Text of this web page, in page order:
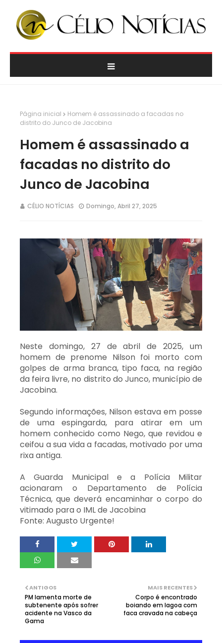
Página inicial
Homem é assassinado a facadas no
distrito do Junco de Jacobina
Homem é assassinado a
facadas no distrito do
Junco de Jacobina
CÉLIO NOTÍCIAS Domingo, Abril 27, 2025
Neste domingo, 27 de abril de 2025, um
homem de prenome Nilson foi morto com
golpes de arma branca, tipo faca, na região
da feira livre, no distrito do Junco, município de
Jacobina.
Segundo informações, Nilson estava em posse
de uma espingarda, para atirar em um
homem conhecido como Nego, que revidou e
ceifou a sua vida a facadas, motivado por uma
rixa antiga.
A Guarda Municipal e a Polícia Militar
acionaram o Departamento de Polícia
Técnica, que deverá encaminhar o corpo do
vitimado para o IML de Jacobina
Fonte: Augusto Urgente!
MAIS RECENTES
Corpo é encontrado
boiando em lagoa com
faca cravada na cabeça
ANTIGOS
PM lamenta morte de
subtenente após sofrer
acidente na Vasco da
Gama